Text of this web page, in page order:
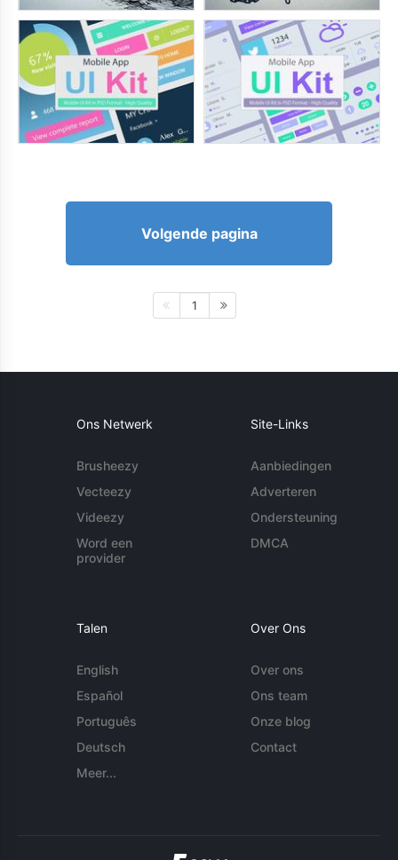
Volgende pagina
1
Ons Netwerk
Brusheezy
Vecteezy
Videezy
Word een
provider
Site-Links
Aanbiedingen
Adverteren
Ondersteuning
DMCA
Talen
English
Español
Português
Deutsch
Meer...
Over Ons
Over ons
Ons team
Onze blog
Contact